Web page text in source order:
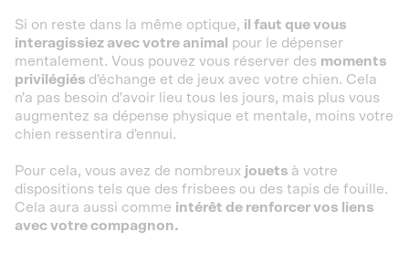
Si on reste dans la même optique, il faut que vous
interagissiez avec votre animal
pour le dépenser
mentalement. Vous pouvez vous réserver des moments
privilégiés d'échange et de jeux avec votre chien. Cela
n'a pas besoin d'avoir lieu tous les jours, mais plus vous
augmentez sa dépense physique et mentale, moins votre
chien ressentira d'ennui.
Pour cela, vous avez de nombreux jouets à votre
dispositions tels que des frisbees ou des tapis de fouille.
Cela aura aussi comme intérêt de renforcer vos liens
avec votre compagnon.